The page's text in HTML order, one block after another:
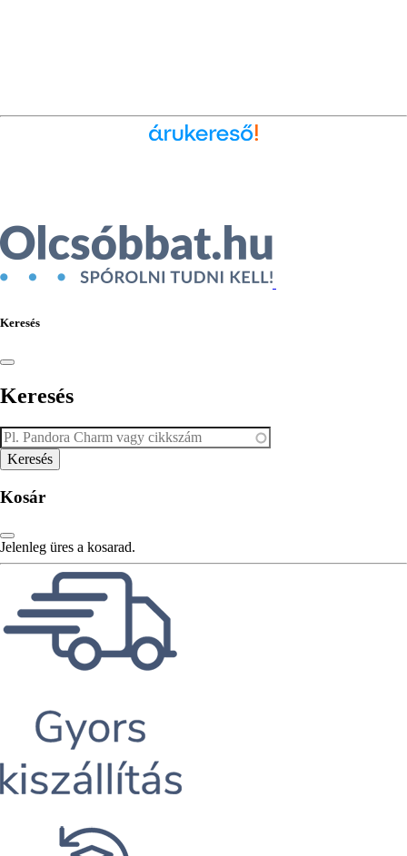
Keresés
Keresés
Kosár
Jelenleg üres a kosarad.